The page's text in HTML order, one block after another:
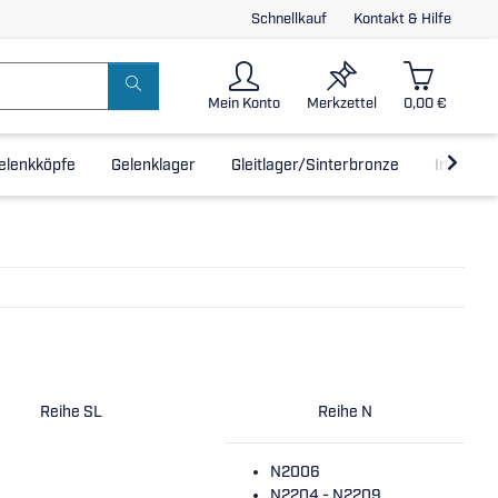
Schnellkauf Kontakt & Hilfe
Mein Konto Merkzettel 0,00 €
Gelenklager Gleitlager/Sinterbronze Inline-
Reihe SL Reihe N
N2006